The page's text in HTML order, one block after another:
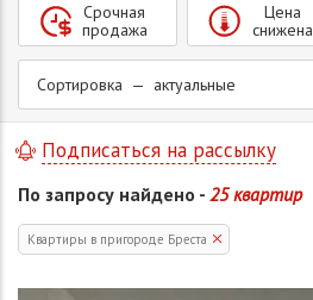
Сортировка — актуальные
Срочная
продажа
Цена
снижена
По запросу найдено - 25 квартир
Подписаться на рассылку
Квартиры в пригороде Бреста